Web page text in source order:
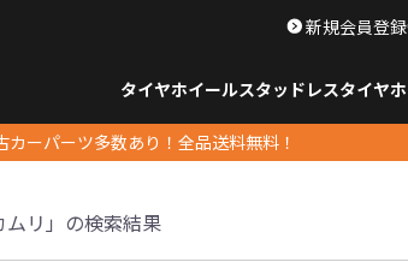
新規会員登録
タイヤホイールスタッドレスタイヤ
ーパーツ多数あり！全品送料無料！
ムリ」の検索結果